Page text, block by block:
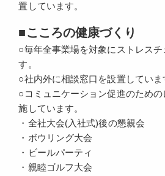
置しています。
■こころの健康づくり
○毎年全事業場を対象にストレス
す。
○社内外に相談窓口を設置していま
○コミュニケーション促進のため
施しています。
・全社大会(入社式)後の懇親会
・ボウリング大会
・ビールパーティ
・親睦ゴルフ大会